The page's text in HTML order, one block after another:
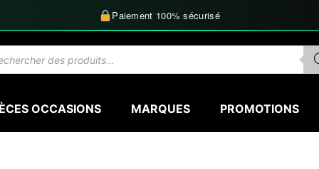
Paiement 100% sécurisé
OCCASIONS MARQUES PROMOTIONS